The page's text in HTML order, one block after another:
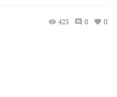
423 0 0